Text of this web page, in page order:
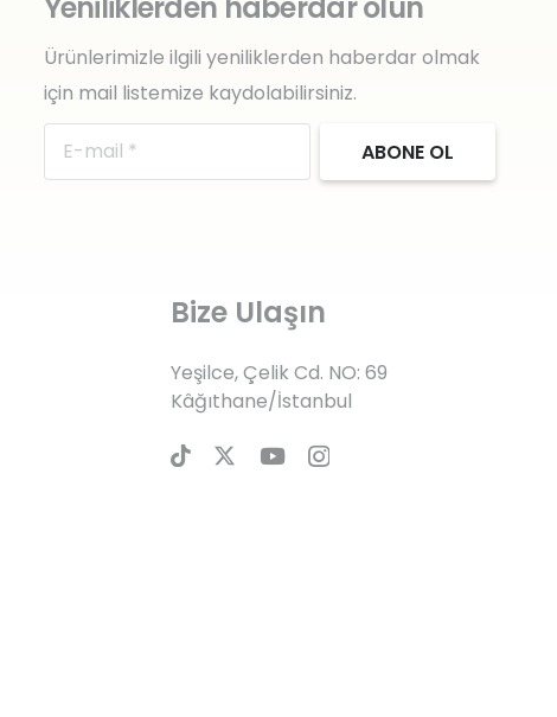
Yeniliklerden haberdar olun
Ürünlerimizle ilgili yeniliklerden haberdar olmak
için mail listemize kaydolabilirsiniz.
ABONE OL
Bize Ulaşın
Yeşilce, Çelik Cd. NO: 69
Kâğıthane/İstanbul